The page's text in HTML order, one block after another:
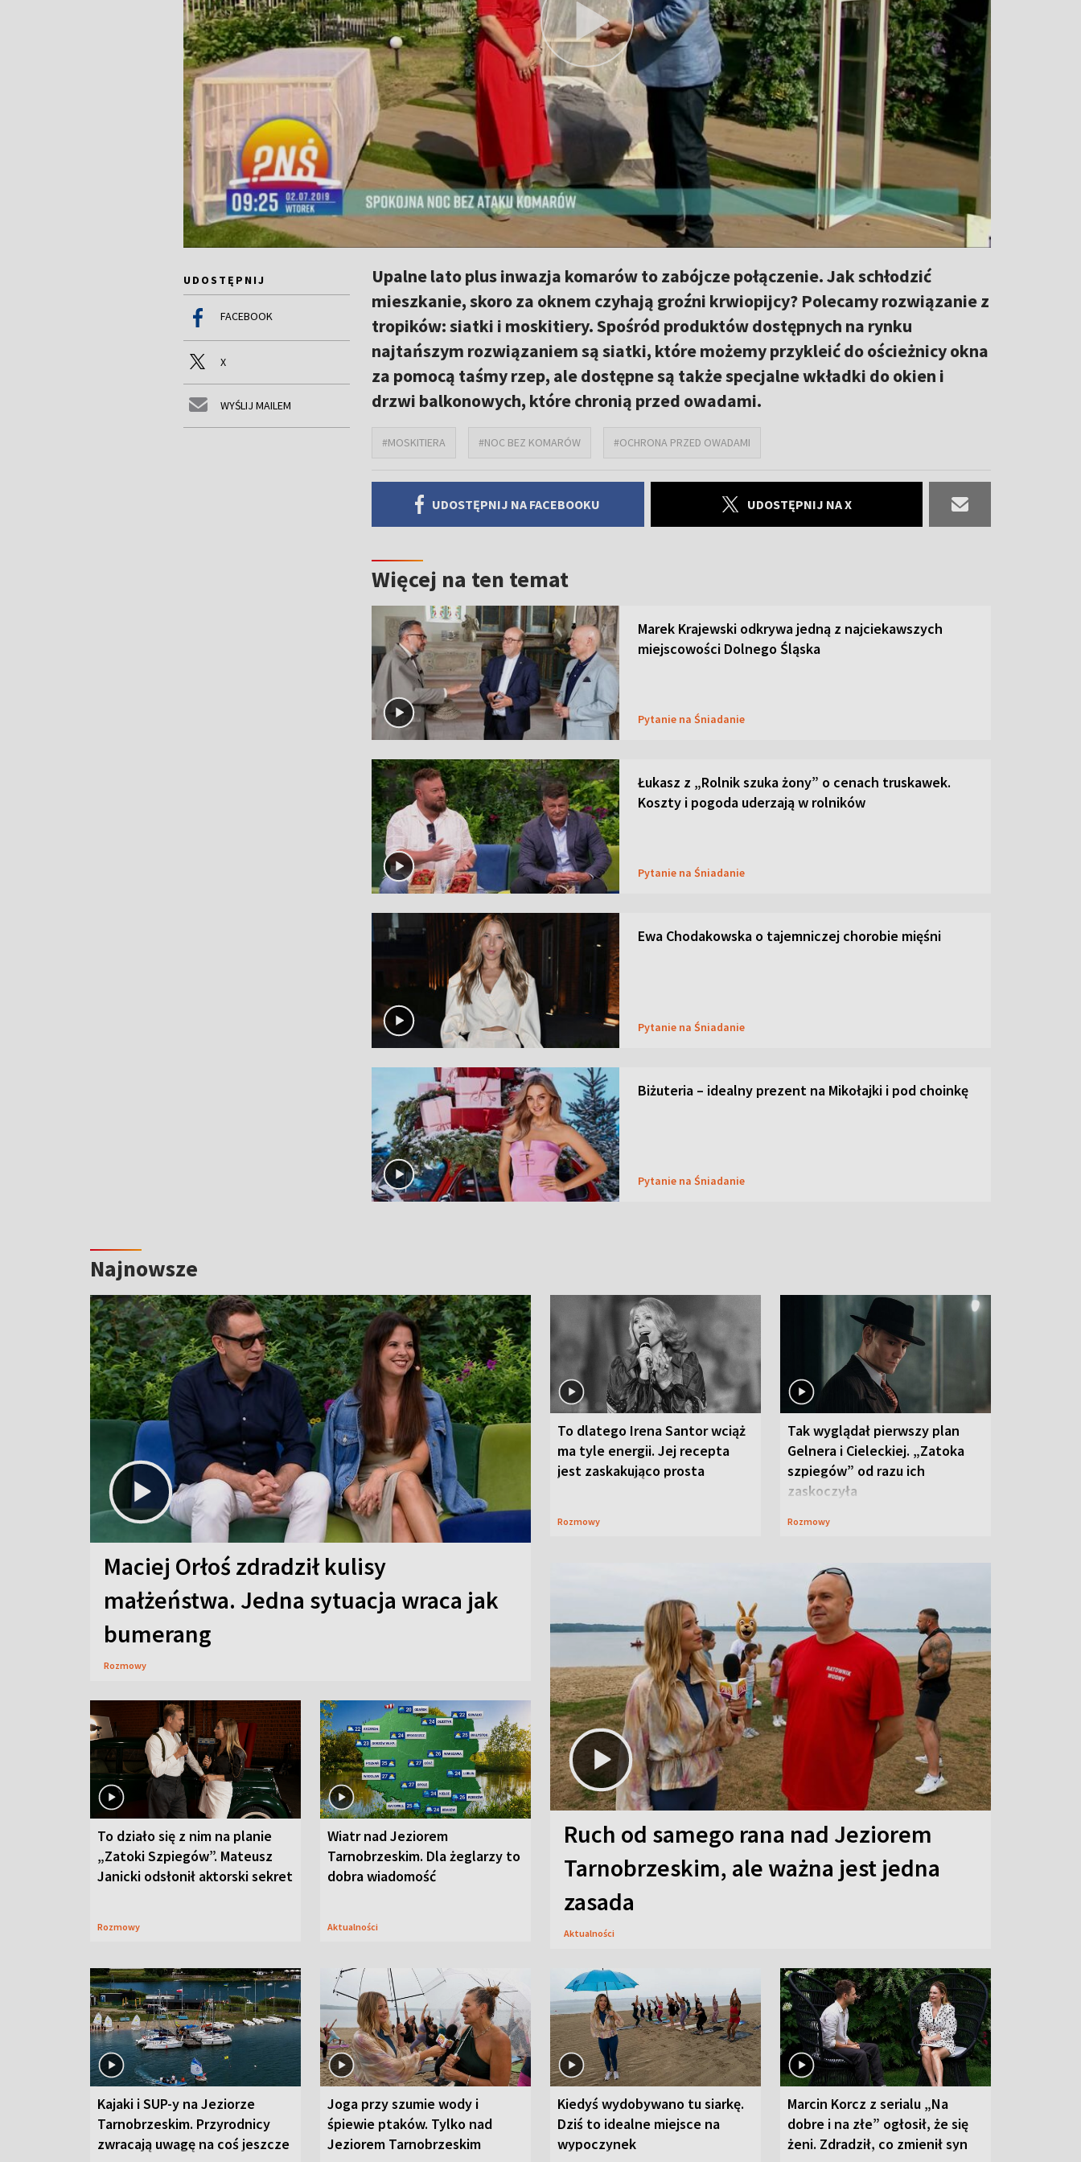
UDOSTĘPNIJ
FACEBOOK
X
WYŚLIJ MAILEM
Upalne lato plus inwazja komarów to zabójcze połączenie. Jak schłodzić
mieszkanie, skoro za oknem czyhają groźni krwiopijcy? Polecamy rozwiązanie z
tropików: siatki i moskitiery. Spośród produktów dostępnych na rynku
najtańszym rozwiązaniem są siatki, które możemy przykleić do ościeżnicy okna
za pomocą taśmy rzep, ale dostępne są także specjalne wkładki do okien i
drzwi balkonowych, które chronią przed owadami.
#MOSKITIERA #NOC BEZ KOMARÓW #OCHRONA PRZED OWADAMI
UDOSTĘPNIJ NA FACEBOOKU UDOSTĘPNIJ NA X
Więcej na ten temat
Marek Krajewski odkrywa jedną z najciekawszych
miejscowości Dolnego Śląska
Pytanie na Śniadanie
Łukasz z „Rolnik szuka żony” o cenach truskawek.
Koszty i pogoda uderzają w rolników
Pytanie na Śniadanie
Ewa Chodakowska o tajemniczej chorobie mięśni
Pytanie na Śniadanie
Biżuteria – idealny prezent na Mikołajki i pod choinkę
Pytanie na Śniadanie
Najnowsze
Maciej Orłoś zdradził kulisy
małżeństwa. Jedna sytuacja wraca jak
bumerang
Rozmowy
To dlatego Irena Santor wciąż
ma tyle energii. Jej recepta
jest zaskakująco prosta
Rozmowy
Tak wyglądał pierwszy plan
Gelnera i Cieleckiej. „Zatoka
szpiegów” od razu ich
zaskoczyła
Rozmowy
To działo się z nim na planie
„Zatoki Szpiegów”. Mateusz
Janicki odsłonił aktorski sekret
Rozmowy
Wiatr nad Jeziorem
Tarnobrzeskim. Dla żeglarzy to
dobra wiadomość
Aktualności
Ruch od samego rana nad Jeziorem
Tarnobrzeskim, ale ważna jest jedna
zasada
Aktualności
Kajaki i SUP-y na Jeziorze
Tarnobrzeskim. Przyrodnicy
zwracają uwagę na coś jeszcze
Joga przy szumie wody i
śpiewie ptaków. Tylko nad
Jeziorem Tarnobrzeskim
Kiedyś wydobywano tu siarkę.
Dziś to idealne miejsce na
wypoczynek
Marcin Korcz z serialu „Na
dobre i na złe” ogłosił, że się
żeni. Zdradził, co zmienił syn